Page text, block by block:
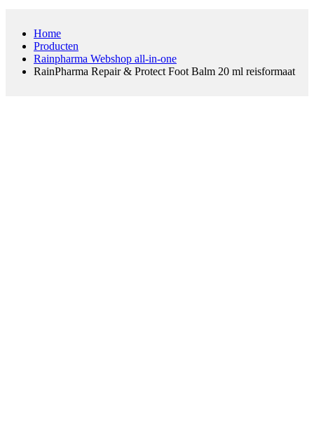
Home
Producten
Rainpharma Webshop all-in-one
RainPharma Repair & Protect Foot Balm 20 ml reisformaat